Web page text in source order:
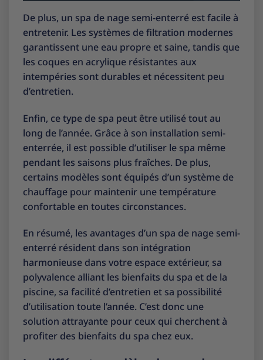
De plus, un spa de nage semi-enterré est facile à
entretenir. Les systèmes de filtration modernes
garantissent une eau propre et saine, tandis que
les coques en acrylique résistantes aux
intempéries sont durables et nécessitent peu
d’entretien.
Enfin, ce type de spa peut être utilisé tout au
long de l’année. Grâce à son installation semi-
enterrée, il est possible d’utiliser le spa même
pendant les saisons plus fraîches. De plus,
certains modèles sont équipés d’un système de
chauffage pour maintenir une température
confortable en toutes circonstances.
En résumé, les avantages d’un spa de nage semi-
enterré résident dans son intégration
harmonieuse dans votre espace extérieur, sa
polyvalence alliant les bienfaits du spa et de la
piscine, sa facilité d’entretien et sa possibilité
d’utilisation toute l’année. C’est donc une
solution attrayante pour ceux qui cherchent à
profiter des bienfaits du spa chez eux.